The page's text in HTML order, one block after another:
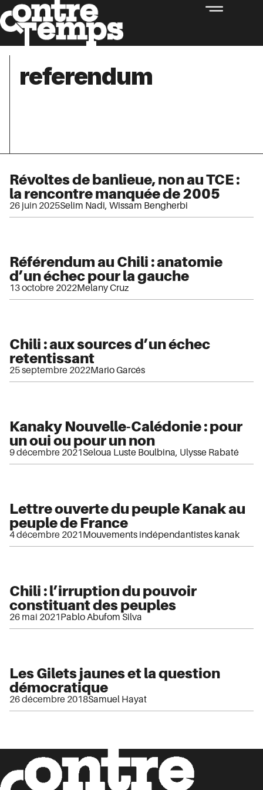
referendum
Révoltes de banlieue, non au TCE :
la rencontre manquée de 2005
26 juin 2025Selim Nadi, Wissam Bengherbi
Référendum au Chili : anatomie
d’un échec pour la gauche
13 octobre 2022Melany Cruz
Chili : aux sources d’un échec
retentissant
25 septembre 2022Mario Garcés
Kanaky Nouvelle-Calédonie : pour
un oui ou pour un non
9 décembre 2021Seloua Luste Boulbina, Ulysse Rabaté
Lettre ouverte du peuple Kanak au
peuple de France
4 décembre 2021Mouvements indépendantistes kanak
Chili : l’irruption du pouvoir
constituant des peuples
26 mai 2021Pablo Abufom Silva
Les Gilets jaunes et la question
démocratique
26 décembre 2018Samuel Hayat